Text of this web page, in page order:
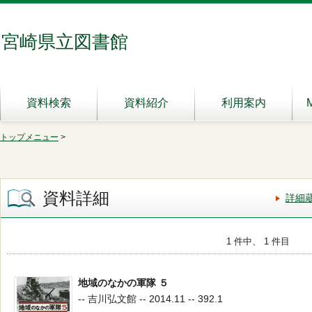
宮崎県立図書館
資料検索 資料紹介 利用案内
トップメニュー >
資料詳細 詳細
1 件中、 1 件目
地域のなかの軍隊 ５
-- 吉川弘文館 -- 2014.11 -- 392.1